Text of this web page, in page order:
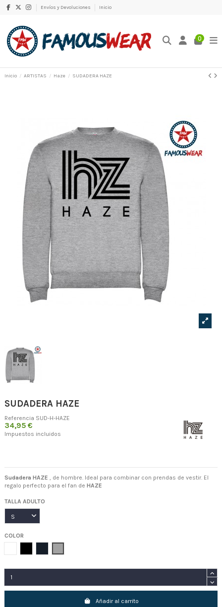
Envíos y Devoluciones Inicio
0
Inicio ARTISTAS Haze SUDADERA HAZE
SUDADERA HAZE
Referencia SUD-H-HAZE
34,95 €
Impuestos incluidos
Sudadera HAZE , de hombre. Ideal para combinar con prendas de vestir. El
regalo perfecto para el fan de HAZE
TALLA ADULTO
COLOR
Añadir al carrito